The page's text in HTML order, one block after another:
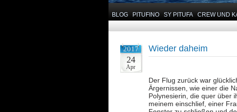
BLOG PITUFINO SY PITUFA CREW UND
2017
24
Apr
Wieder daheim
Der Flug zurück war
Ärgernissen, wie einer die
Polynesierin, die quer über
meinem einschlief, einer